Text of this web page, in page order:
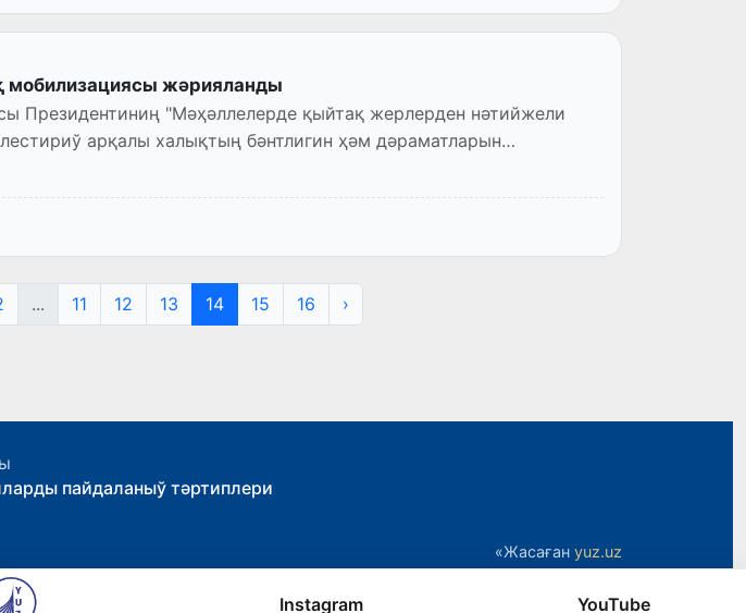
мобилизациясы жәрияланды
Президентиниң "Мәҳәллелерде қыйтақ жерлерден нәтийжели
арқалы халықтың бәнтлигин ҳәм дәраматларын
... 11 12 13 14 15 16 ›
пайдаланыў тәртиплери
«Жасаған yuz.uz
Instagram YouTube